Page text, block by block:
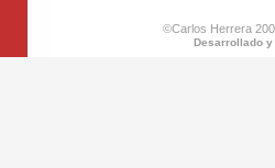
©Carlos Herrera
Desarrollado